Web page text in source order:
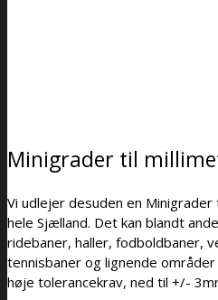
Minigrader til
Vi udlejer desuden en
hele Sjælland. Det kan blandt
ridebaner, haller, fodboldbaner,
tennisbaner og lignende
høje tolerancekrav, ned til +/-